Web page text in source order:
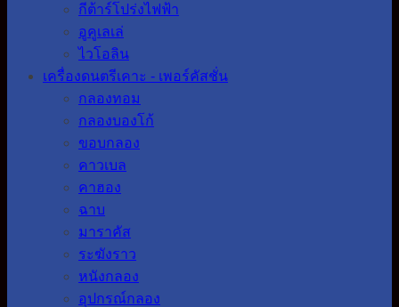
กีต้าร์โปร่งไฟฟ้า
อูคูเลเล่
ไวโอลิน
เครื่องดนตรีเคาะ - เพอร์คัสชั่น
กลองทอม
กลองบองโก้
ขอบกลอง
คาวเบล
คาฮอง
ฉาบ
มาราคัส
ระฆังราว
หนังกลอง
อุปกรณ์กลอง